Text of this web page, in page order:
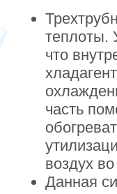
теплоты.
что
часть
воздух
Данная